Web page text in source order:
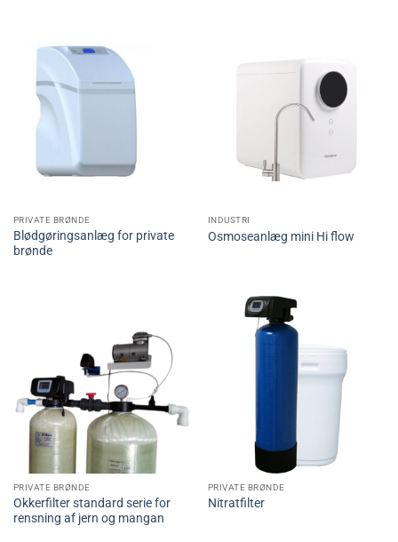
PRIVATE BRØNDE
Blødgøringsanlæg for private
brønde
INDUSTRI
Osmoseanlæg mini Hi flow
PRIVATE BRØNDE
Okkerfilter standard serie for
rensning af jern og mangan
PRIVATE BRØNDE
Nitratfilter